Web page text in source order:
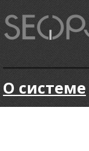
О системе